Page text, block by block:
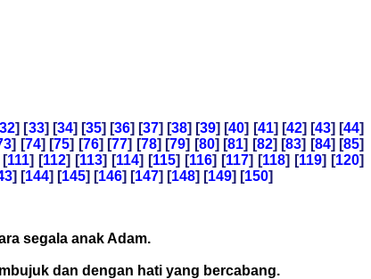
32] [33] [34] [35] [36] [37] [38] [39] [40] [41] [42] [43] [44]
] [74] [75] [76] [77] [78] [79] [80] [81] [82] [83] [84] [85]
[111] [112] [113] [114] [115] [116] [117] [118] [119] [120]
] [144] [145] [146] [147] [148] [149] [150]
segala anak Adam.
dan dengan hati yang bercabang.